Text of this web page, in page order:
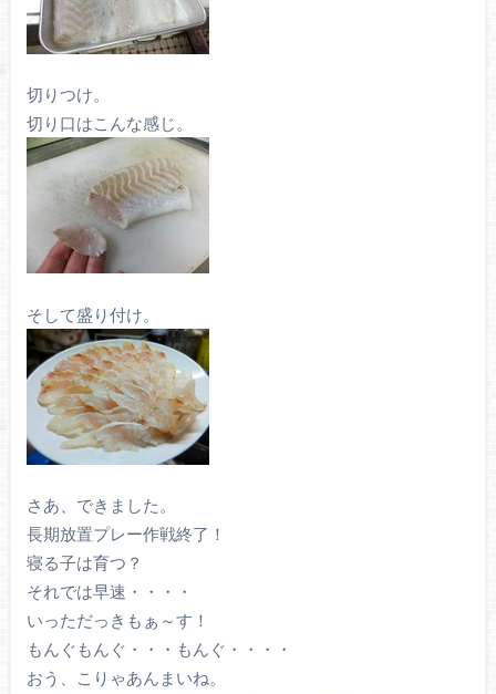
切りつけ。
切り口はこんな感じ。
そして盛り付け。
さあ、できました。
長期放置プレー作戦終了！
寝る子は育つ？
それでは早速・・・・
いっただっきもぁ～す！
もんぐもんぐ・・・もんぐ・・・・
おう、こりゃあんまいね。